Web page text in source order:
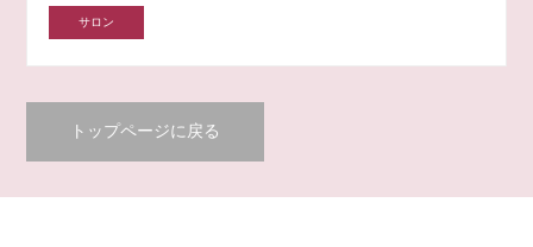
サロン
トップページに戻る